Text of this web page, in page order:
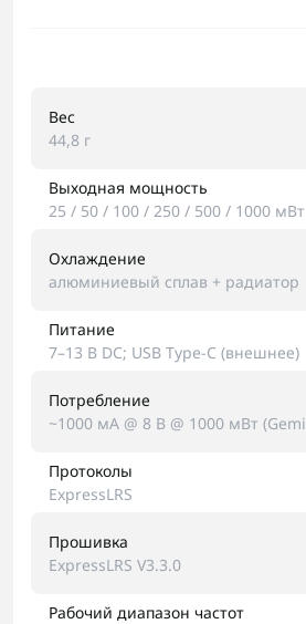
Вес
44,8 г
Выходная мощность
25 / 50 / 100 / 250 / 500 / 1000
Охлаждение
алюминиевый сплав + радиатор
Питание
7–13 В DC; USB Type-C (внешнее)
Потребление
~1000 мА @ 8 В @ 1000 мВт
Протоколы
ExpressLRS
Прошивка
ExpressLRS V3.3.0
Рабочий диапазон частот